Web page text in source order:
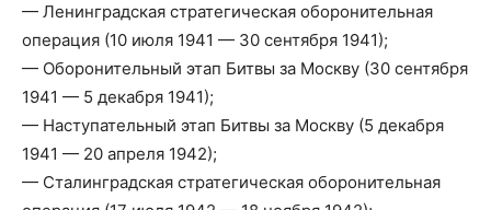
— Ленинградская стратегическая оборонительная
операция (10 июля 1941 — 30 сентября 1941);
— Оборонительный этап Битвы за Москву (30 сентября
1941 — 5 декабря 1941);
— Наступательный этап Битвы за Москву (5 декабря
1941 — 20 апреля 1942);
— Сталинградская стратегическая оборонительная